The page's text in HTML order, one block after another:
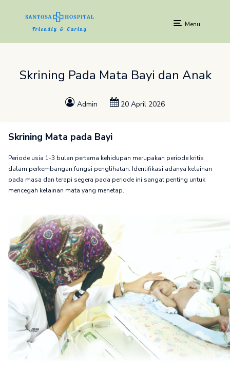
Friendly & Caring
Menu
Skrining Pada Mata Bayi dan Anak
Admin 20 April 2026
Skrining Mata pada Bayi
Periode usia 1-3 bulan pertama kehidupan merupakan periode kritis
dalam perkembangan fungsi penglihatan. Identifikasi adanya kelainan
pada masa dan terapi segera pada periode ini sangat penting untuk
mencegah kelainan mata yang menetap.